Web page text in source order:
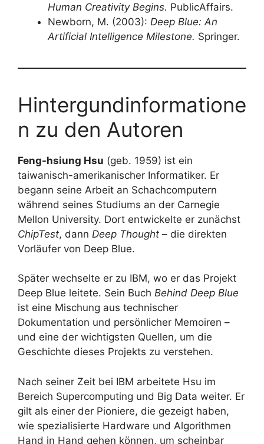
Human Creativity Begins. PublicAffairs.
Newborn, M. (2003): Deep Blue: An
Artificial Intelligence Milestone. Springer.
Hintergundinformatione
n zu den Autoren
Feng-hsiung Hsu (geb. 1959) ist ein
taiwanisch-amerikanischer Informatiker. Er
begann seine Arbeit an Schachcomputern
während seines Studiums an der Carnegie
Mellon University. Dort entwickelte er zunächst
ChipTest, dann Deep Thought – die direkten
Vorläufer von Deep Blue.
Später wechselte er zu IBM, wo er das Projekt
Deep Blue leitete. Sein Buch Behind Deep Blue
ist eine Mischung aus technischer
Dokumentation und persönlicher Memoiren –
und eine der wichtigsten Quellen, um die
Geschichte dieses Projekts zu verstehen.
Nach seiner Zeit bei IBM arbeitete Hsu im
Bereich Supercomputing und Big Data weiter. Er
gilt als einer der Pioniere, die gezeigt haben,
wie spezialisierte Hardware und Algorithmen
Hand in Hand gehen können, um scheinbar